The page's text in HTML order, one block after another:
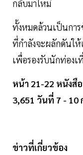
กลับมาใหม่
ทั้งหมดล้วนเป็นการ
ที่กำลังจะผลักดันให้
เพื่อรองรับนักท่องเ
หน้า 21-22 หนังสื
3,651 วันที่ 7 -
ข่าวที่เกี่ยวข้อง